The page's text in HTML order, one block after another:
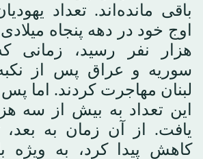
باقی مانده‌اند. تعداد
هزار نفر رسید، زمانی
سوریه و عراق پس از
این تعداد به بیش از سه
یافت. از آن زمان به بعد،
کاهش پیدا کرد، به ویژه